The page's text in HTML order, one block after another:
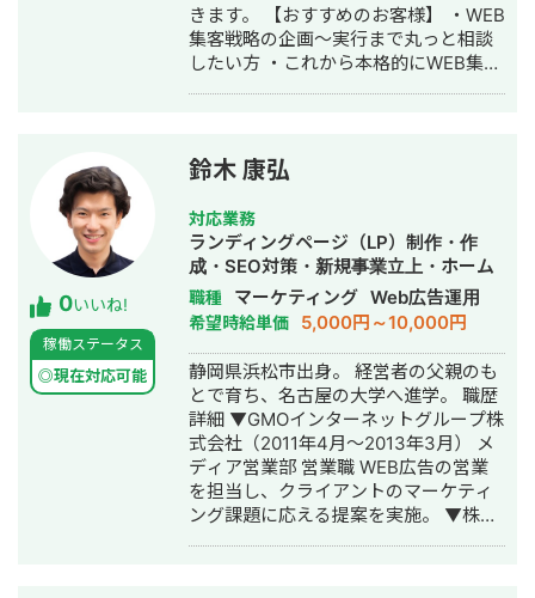
るご提案と、実務を請け負う総合パー
トナー」として、誠心誠意でお力添え
いたします。 ＜経歴＞ ・2015年4月：
東京スター銀行に入行 約3年間、個人
相続関連など ・2018年11月：株式会社
CS-Cに入社(Webマーケティングコン
サル会社) Webマーケティングコンサル
タントとして、飲食店や美容室、美容
サロン等の店舗を運営する事業者様の
Web集客コンサルタントとして従事
Web集客のプランニング提案から媒
体、広告、PR、SNS、SEO、MEO、オ
ウンドメディアの運用などの実行支
援、ディレクションまで対応 ・2021年
7月：Webマーケター兼Webディレク
ターとして独立 東証プライム上場企業
様から個人事業様まで幅広くご支援 ・
2022年6月：法人化 チーム体制の構築
＜簡易実績＞ ・大手電子機器メーカー
様 Instagram運用 WEBサイト 遷移数
昨対比120％達成 ・デート系メディア
きます。 【おすすめのお客様】 ・WEB
集客戦略の企画〜実行まで丸っと相談
したい方 ・これから本格的にWEB集客
応 集客戦略企画、施策実行、分析・改
善、までトータルでサポートさせてい
ただきます。一括対応することで、成
果創出を実現することはもちろん、企
業様側の発注コスト、コミュニケーシ
ョンコストの低減にも繋がります。 ②
マーケティングDX支援にも対応（デー
タ取得・分析の体制整備） 集客で成果
を上げるためには、施策の効果分析を
通して、日々改善を繰り返していく必
要があります。 一方で、「データの取
得」「分析体制」などが整っておら
ず、集客施策を実施しても「成果の良
し悪しが判断できない」というケース
は非常に多いのが実態です。 CRMの設
計や構築のサポートも含めて、トータ
ルで支援させていただくことで、確実
0いいね!
稼働ステータス
◎現在対応可能
鈴木 康弘
対応業務
ランディングページ（LP）制作・作
成・SEO対策・新規事業立上・ホーム
ページ制作・作成・バナー制作・デザ
イン・リスティング広告運用代行・オ
ウンドメディア制作・構築・運用代
行・営業代行
職種 マーケティング Web広告運用
希望時給単価 5,000円～10,000円
静岡県浜松市出身。 経営者の父親のも
とで育ち、名古屋の大学へ進学。 職歴
詳細 ▼GMOインターネットグループ株
式会社（2011年4月〜2013年3月） メ
ディア営業部 営業職 WEB広告の営業
を担当し、クライアントのマーケティ
ング課題に応える提案を実施。 ▼株式